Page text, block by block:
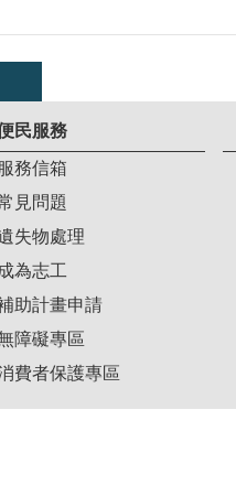
民服務
務信箱
見問題
失物處理
為志工
助計畫申請
障礙專區
費者保護專區